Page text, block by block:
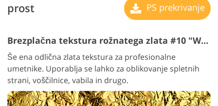
prost PS prekrivanje
Brezplačna tekstura rožnatega zlata #10 "Wrinkled"
Še ena odlična zlata tekstura za profesionalne
umetnike. Uporablja se lahko za oblikovanje spletnih
strani, voščilnice, vabila in drugo.